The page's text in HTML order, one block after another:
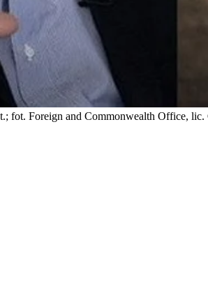
fot. Foreign and Commonwealth Office,